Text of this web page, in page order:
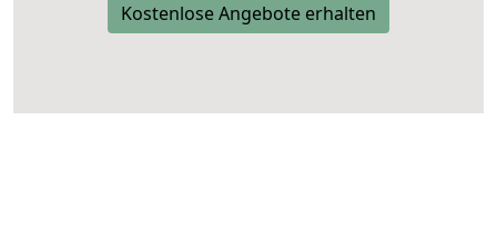
Kostenlose Angebote erhalten